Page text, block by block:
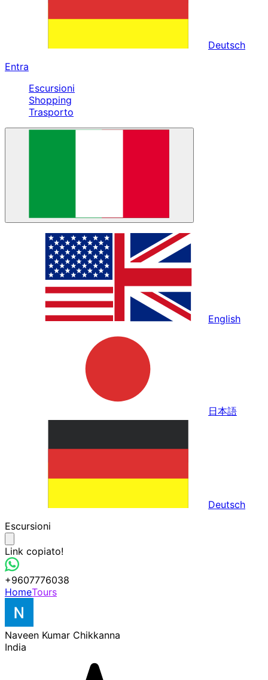
Deutsch
Entra
Escursioni
Shopping
Trasporto
English
日本語
Deutsch
Escursioni
Link copiato!
+9607776038
HomeTours
Naveen Kumar Chikkanna
India